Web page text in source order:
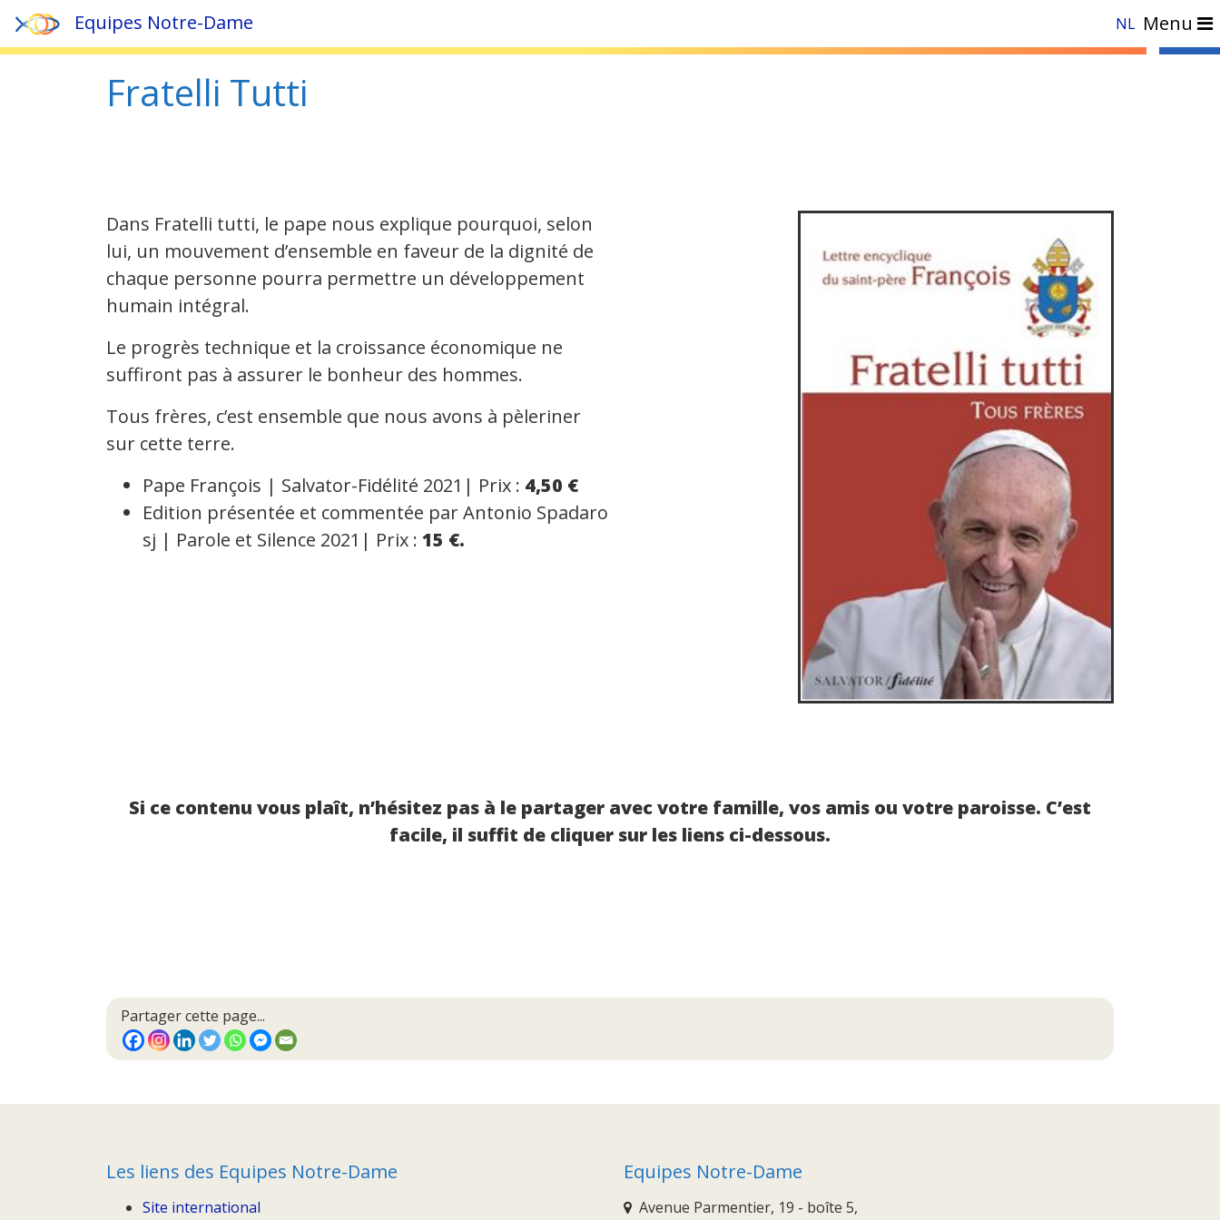
Equipes Notre-Dame NL Menu
Fratelli Tutti
Dans Fratelli tutti, le pape nous explique pourquoi, selon
lui, un mouvement d’ensemble en faveur de la dignité de
chaque personne pourra permettre un développement
humain intégral.
Le progrès technique et la croissance économique ne
suffiront pas à assurer le bonheur des hommes.
Tous frères, c’est ensemble que nous avons à pèleriner
sur cette terre.
Pape François | Salvator-Fidélité 2021| Prix : 4,50 €
Edition présentée et commentée par Antonio Spadaro
sj | Parole et Silence 2021| Prix : 15 €.
Si ce contenu vous plaît, n’hésitez pas à le partager avec votre famille, vos amis ou votre paroisse. C’est
facile, il suffit de cliquer sur les liens ci-dessous.
Partager cette page...
Les liens des Equipes Notre-Dame
Site international
Equipes Notre-Dame
Avenue Parmentier, 19 - boîte 5,